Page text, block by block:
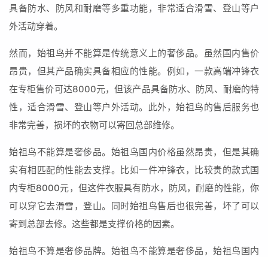
具备防水、防风和耐磨等多重功能，非常适合滑雪、登山等户
外活动穿着。
然而，始祖鸟并不能算是传统意义上的奢侈品。虽然国内售价
昂贵，但其产品确实具备相应的性能。例如，一款高端冲锋衣
在专柜售价可达8000元，但该产品具备防水、防风、耐磨的特
性，适合滑雪、登山等户外活动。此外，始祖鸟的售后服务也
非常完善，损坏的衣物可以寄回总部维修。
始祖鸟不能算是奢侈品。始祖鸟国内价格虽然昂贵，但是其确
实有相匹配的性能去支撑。比如一件冲锋衣，比较贵的款式国
内专柜8000元，但这件衣服具有防水，防风，耐磨的性能，你
可以穿它去滑雪，登山。同时始祖鸟售后也很完善，坏了可以
寄到总部去修。这些都是支撑价格的因素。
始祖鸟不算是奢侈品牌。始祖鸟不能算是奢侈品，始祖鸟国内